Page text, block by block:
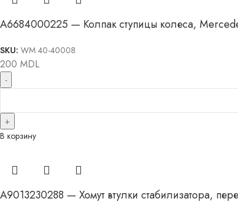
A6684000225 — Колпак ступицы колеса,
SKU: WM 40-40008
200 MDL
В корзину
A9013230288 — Хомут втулки стабилизатора,